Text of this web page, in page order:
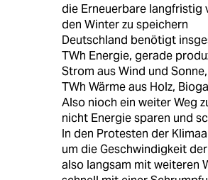
die Erneuerbare langfristig
den Winter zu speichern
Deutschland benötigt
TWh Energie, gerade
Strom aus Wind und
TWh Wärme aus Holz,
Also nioch ein weiter Weg
nicht Energie sparen und
In den Protesten der
um die Geschwindigkeit
also langsam mit weiteren